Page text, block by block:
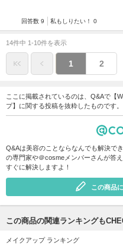
回答数 9 私もしりたい！ 0
14件中 1-10件を表示
1 2
ここに掲載されているのは、Q&Aで【
プ】に関する投稿を抜粋したものです。
Q&Aは美容のことならなんでも解決で
の専門家や＠cosmeメンバーさんが答
すぐに解決しますよ！
この商品
この商品の関連ランキングも
メイクアップ ランキング